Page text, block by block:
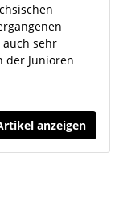
sehr
der Junioren
anzeigen